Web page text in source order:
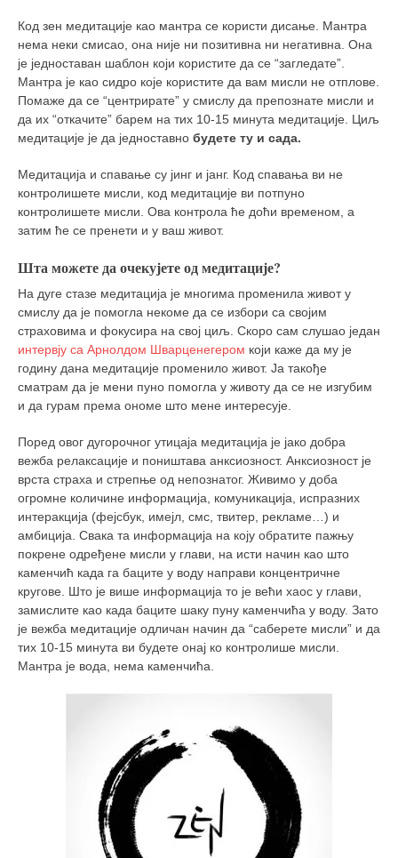
Код зен медитације као мантра се користи дисање. Мантра
нема неки смисао, она није ни позитивна ни негативна. Она
је једноставан шаблон који користите да се “загледате”.
Мантра је као сидро које користите да вам мисли не отплове.
Помаже да се “центрирате” у смислу да препознате мисли и
да их “откачите” барем на тих 10-15 минута медитације. Циљ
медитације је да једноставно будете ту и сада.
Медитација и спавање су јинг и јанг. Код спавања ви не
контролишете мисли, код медитације ви потпуно
контролишете мисли. Ова контрола ће доћи временом, а
затим ће се пренети и у ваш живот.
Шта можете да очекујете од медитације?
На дуге стазе медитација је многима променила живот у
смислу да је помогла некоме да се избори са својим
страховима и фокусира на свој циљ. Скоро сам слушао један
интервју са Арнолдом Шварценегером који каже да му је
годину дана медитације променило живот. Ја такође
сматрам да је мени пуно помогла у животу да се не изгубим
и да гурам према ономе што мене интересује.
Поред овог дугорочног утицаја медитација је јако добра
вежба релаксације и поништава анксиозност. Анксиозност је
врста страха и стрепње од непознатог. Живимо у доба
огромне количине информација, комуникација, испразних
интеракција (фејсбук, имејл, смс, твитер, рекламе…) и
амбиција. Свака та информација на коју обратите пажњу
покрене одређене мисли у глави, на исти начин као што
каменчић када га баците у воду направи концентричне
кругове. Што је више информација то је већи хаос у глави,
замислите као када баците шаку пуну каменчића у воду. Зато
је вежба медитације одличан начин да “саберете мисли” и да
тих 10-15 минута ви будете онај ко контролише мисли.
Мантра је вода, нема каменчића.